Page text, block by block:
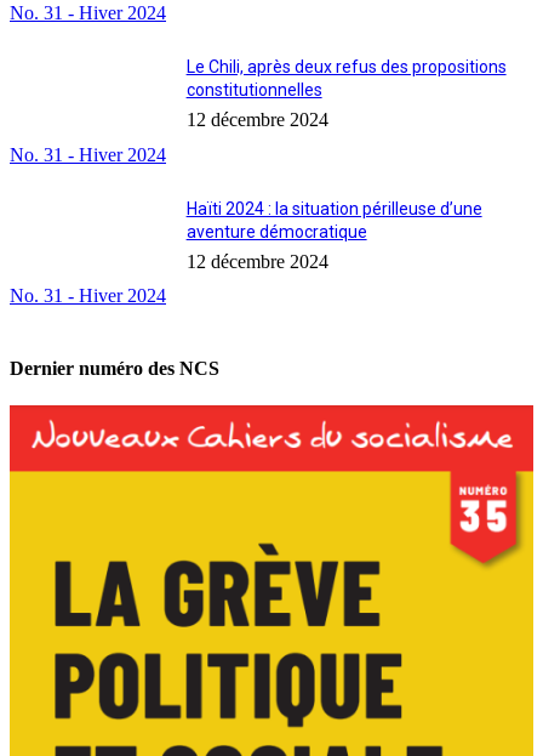
No. 31 - Hiver 2024
No. 31 - Hiver 2024
Le Chili, après deux refus des propositions
constitutionnelles
12 décembre 2024
No. 31 - Hiver 2024
Haïti 2024 : la situation périlleuse d’une
aventure démocratique
12 décembre 2024
Dernier numéro des NCS